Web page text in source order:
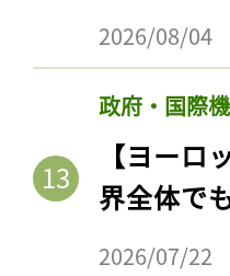
2026/08/04
政府・国際
【ヨー
界全体で
2026/07/22